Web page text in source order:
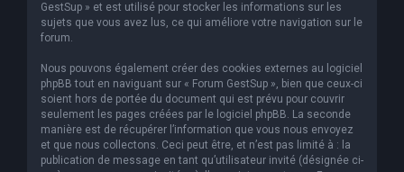
GestSup » et est utilisé pour stocker les informations sur les
sujets que vous avez lus, ce qui améliore votre navigation sur le
forum.
Nous pouvons également créer des cookies externes au logiciel
phpBB tout en naviguant sur « Forum GestSup », bien que ceux-ci
soient hors de portée du document qui est prévu pour couvrir
seulement les pages créées par le logiciel phpBB. La seconde
manière est de récupérer l’information que vous nous envoyez
et que nous collectons. Ceci peut être, et n’est pas limité à : la
publication de message en tant qu’utilisateur invité (désignée ci-